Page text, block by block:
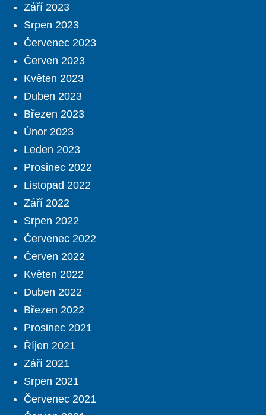
Září 2023
Srpen 2023
Červenec 2023
Červen 2023
Květen 2023
Duben 2023
Březen 2023
Únor 2023
Leden 2023
Prosinec 2022
Listopad 2022
Září 2022
Srpen 2022
Červenec 2022
Červen 2022
Květen 2022
Duben 2022
Březen 2022
Prosinec 2021
Říjen 2021
Září 2021
Srpen 2021
Červenec 2021